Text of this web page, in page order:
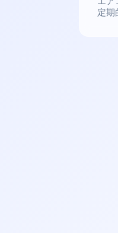
定期